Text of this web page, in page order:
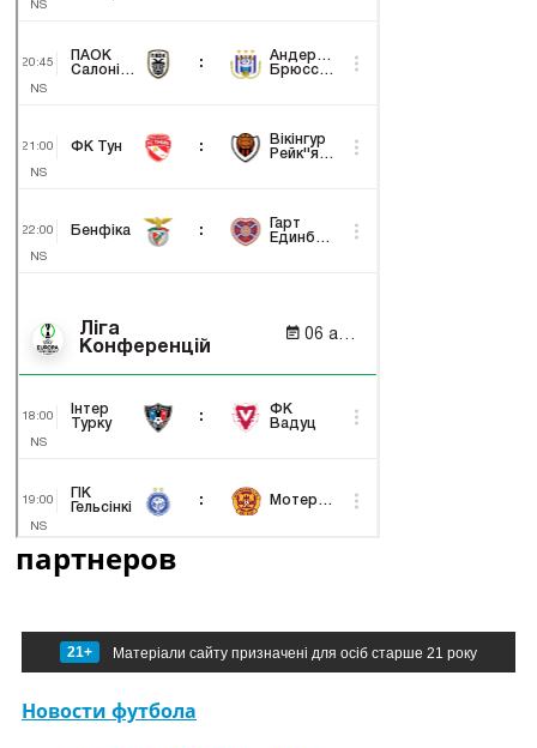
партнеров
21+ Матеріали сайту призначені для осіб старше 21 року
Новости футбола